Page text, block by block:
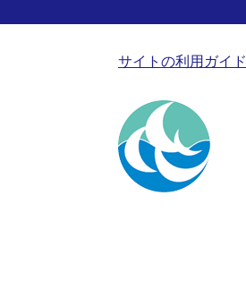
サイトの利用ガイド